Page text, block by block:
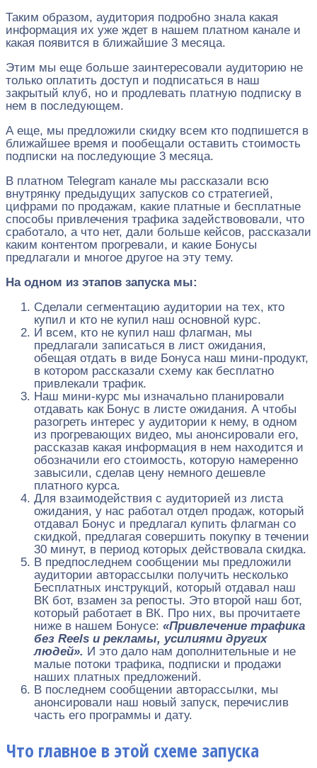
Таким образом, аудитория подробно знала какая
информация их уже ждет в нашем платном канале и
какая появится в ближайшие 3 месяца.
Этим мы еще больше заинтересовали аудиторию не
только оплатить доступ и подписаться в наш
закрытый клуб, но и продлевать платную подписку в
нем в последующем.
А еще, мы предложили скидку всем кто подпишется в
ближайшее время и пообещали оставить стоимость
подписки на последующие 3 месяца.
В платном Telegram канале мы рассказали всю
внутрянку предыдущих запусков со стратегией,
цифрами по продажам, какие платные и бесплатные
способы привлечения трафика задействововали, что
сработало, а что нет, дали больше кейсов, рассказали
каким контентом прогревали, и какие Бонусы
предлагали и многое другое на эту тему.
На одном из этапов запуска мы:
Сделали сегментацию аудитории на тех, кто
купил и кто не купил наш основной курс.
И всем, кто не купил наш флагман, мы
предлагали записаться в лист ожидания,
обещая отдать в виде Бонуса наш мини-продукт,
в котором рассказали схему как бесплатно
привлекали трафик.
Наш мини-курс мы изначально планировали
отдавать как Бонус в листе ожидания. А чтобы
разогреть интерес у аудитории к нему, в одном
из прогревающих видео, мы анонсировали его,
рассказав какая информация в нем находится и
обозначили его стоимость, которую намеренно
завысили, сделав цену немного дешевле
платного курса.
Для взаимодействия с аудиторией из листа
ожидания, у нас работал отдел продаж, который
отдавал Бонус и предлагал купить флагман со
скидкой, предлагая совершить покупку в течении
30 минут, в период которых действовала скидка.
В предпоследнем сообщении мы предложили
аудитории авторассылки получить несколько
Бесплатных инструкций, который отдавал наш
ВК бот, взамен за репосты. Это второй наш бот,
который работает в ВК. Про них, вы прочитаете
ниже в нашем Бонусе: «Привлечение трафика
без Reels и рекламы, усилиями других
людей». И это дало нам дополнительные и не
малые потоки трафика, подписки и продажи
наших платных предложений.
В последнем сообщении авторассылки, мы
анонсировали наш новый запуск, перечислив
часть его программы и дату.
Что главное в этой схеме запуска